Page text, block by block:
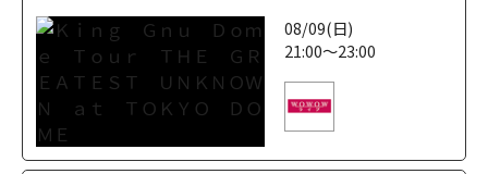
08/09(日)
21:00～23:00